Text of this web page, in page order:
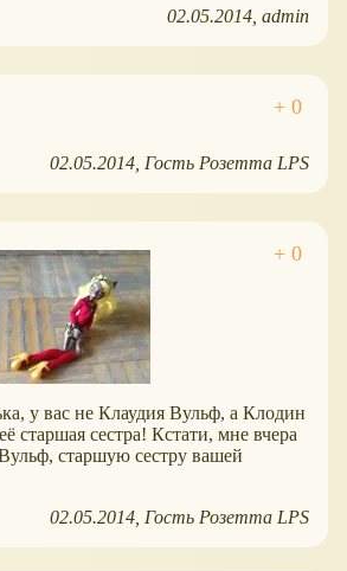
02.05.2014 admin
02.05.2014 Гость Розетта LPS
у вас не Клаудия Вульф, а Клодин
старшая сестра! Кстати, мне вчера
старшую сестру вашей
02.05.2014 Гость Розетта LPS